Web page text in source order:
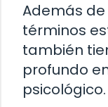
Además
términos
también
profundo
psicológico.